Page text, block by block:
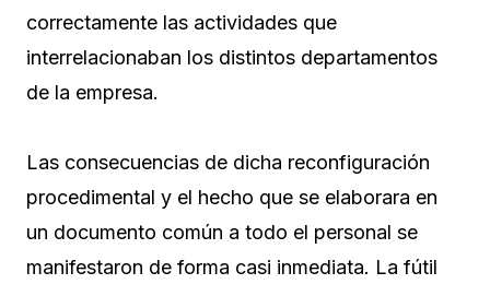
correctamente las actividades que
interrelacionaban los distintos departamentos
de la empresa.
Las consecuencias de dicha reconfiguración
procedimental y el hecho que se elaborara en
un documento común a todo el personal se
manifestaron de forma casi inmediata. La fútil